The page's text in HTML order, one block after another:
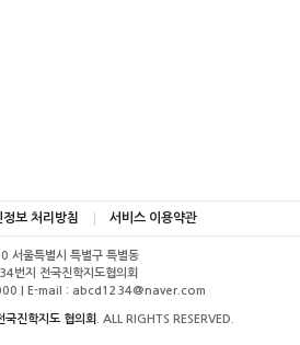
정보 처리방침 서비스 이용약관
서울특별시 특별구 특별동
번지 전국진학지도협의회
| E-mail : abcd1234@naver.com
국진학지도 협의회 . ALL RIGHTS RESERVED.